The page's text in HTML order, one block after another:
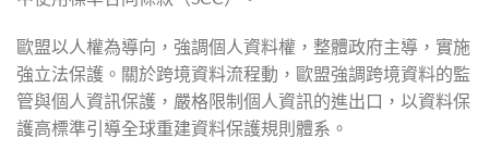
歐盟以人權為導向，強調個人資料權，整體政府主導，實施
強立法保護。關於跨境資料流程動，歐盟強調跨境資料的監
管與個人資訊保護，嚴格限制個人資訊的進出口，以資料保
護高標準引導全球重建資料保護規則體系。